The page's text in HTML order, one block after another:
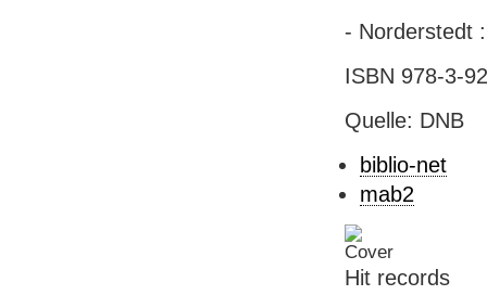
- Norderstedt
ISBN 978-3-
Quelle: DNB
biblio-net
mab2
Hit records